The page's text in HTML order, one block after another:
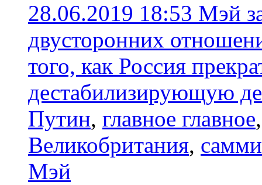
28.06.2019 18:53 Мэй
двусторонних
того, как Россия
дестабилизирующую
Путин, главное главное
Великобритания,
Мэй